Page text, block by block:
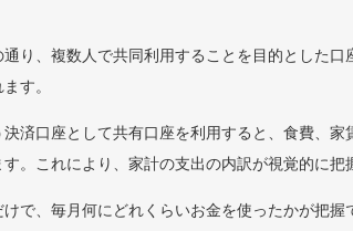
り、複数人で共同利用することを目的とした
す。
済口座として共有口座を利用すると、食費、
。これにより、家計の支出の内訳が視覚的に把
で、毎月何にどれくらいお金を使ったかが把